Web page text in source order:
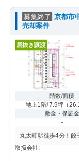
募集終了 京都市
売却案件
居抜き譲渡
階数/面積
地上1階/ 7.9坪 （
敷金・保証金
-
丸太町駅徒歩4分！餃
取扱会社: －